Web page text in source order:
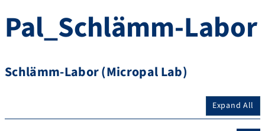
Pal_Schlämm-Labor
Schlämm-Labor (Micropal Lab)
Expand All